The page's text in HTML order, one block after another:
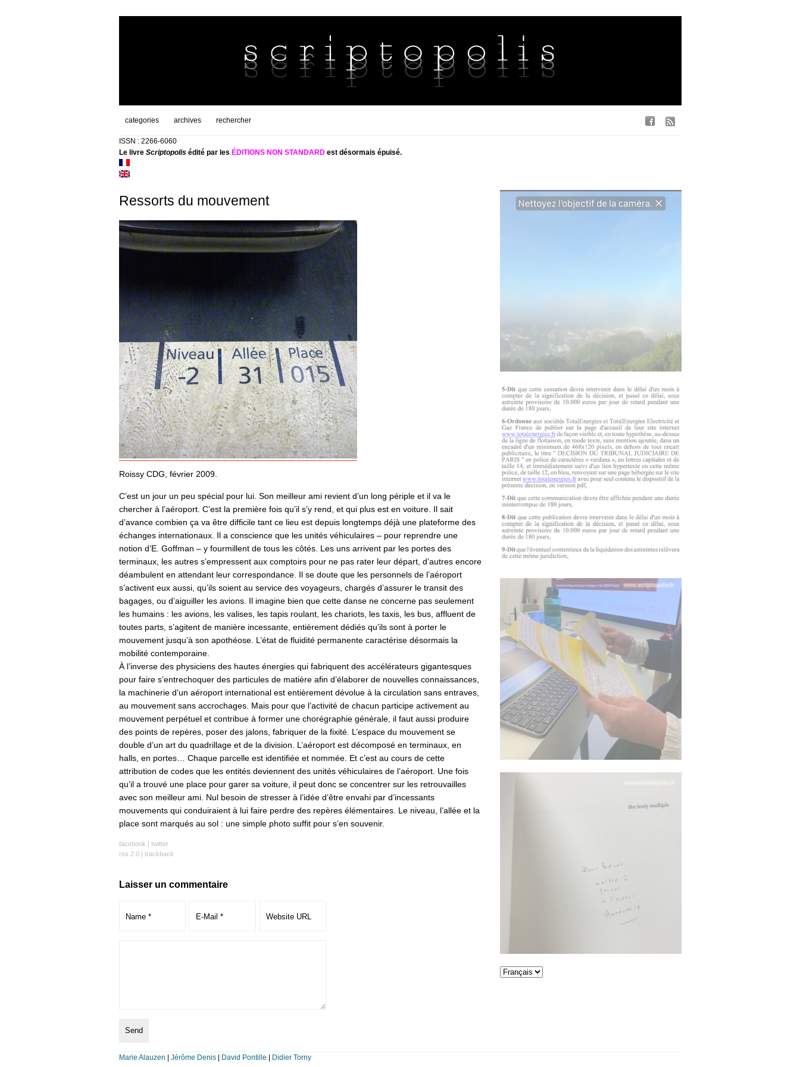
categories archives rechercher
ISSN : 2266-6060
Le livre Scriptopolisédité par les ÉDITIONS NON STANDARDest désormais épuisé.
Ressorts du mouvement
Roissy CDG, février 2009.
C’est un jour un peu spécial pour lui. Son meilleur ami revient d’un long périple et il va le
chercher à l’aéroport. C’est la première fois qu’il s’y rend, et qui plus est en voiture. Il sait
d’avance combien ça va être difficile tant ce lieu est depuis longtemps déjà une plateforme des
échanges internationaux. Il a conscience que les unités véhiculaires – pour reprendre une
notion d’E. Goffman – y fourmillent de tous les côtés. Les uns arrivent par les portes des
terminaux, les autres s’empressent aux comptoirs pour ne pas rater leur départ, d’autres encore
déambulent en attendant leur correspondance. Il se doute que les personnels de l’aéroport
s’activent eux aussi, qu’ils soient au service des voyageurs, chargés d’assurer le transit des
bagages, ou d’aiguiller les avions. Il imagine bien que cette danse ne concerne pas seulement
les humains : les avions, les valises, les tapis roulant, les chariots, les taxis, les bus, affluent de
toutes parts, s’agitent de manière incessante, entièrement dédiés qu’ils sont à porter le
mouvement jusqu’à son apothéose. L’état de fluidité permanente caractérise désormais la
mobilité contemporaine.
À l’inverse des physiciens des hautes énergies qui fabriquent des accélérateurs gigantesques
pour faire s’entrechoquer des particules de matière afin d’élaborer de nouvelles connaissances,
la machinerie d’un aéroport international est entièrement dévolue à la circulation sans entraves,
au mouvement sans accrochages. Mais pour que l’activité de chacun participe activement au
mouvement perpétuel et contribue à former une chorégraphie générale, il faut aussi produire
des points de repères, poser des jalons, fabriquer de la fixité. L’espace du mouvement se
double d’un art du quadrillage et de la division. L’aéroport est décomposé en terminaux, en
halls, en portes… Chaque parcelle est identifiée et nommée. Et c’est au cours de cette
attribution de codes que les entités deviennent des unités véhiculaires de l’aéroport. Une fois
qu’il a trouvé une place pour garer sa voiture, il peut donc se concentrer sur les retrouvailles
avec son meilleur ami. Nul besoin de stresser à l’idée d’être envahi par d’incessants
mouvements qui conduiraient à lui faire perdre des repères élémentaires. Le niveau, l’allée et la
place sont marqués au sol : une simple photo suffit pour s’en souvenir.
facebook | twitter
rss 2.0| trackback
Laisser un commentaire
Marie Alauzen Jérôme Denis| David Pontille Didier Torny